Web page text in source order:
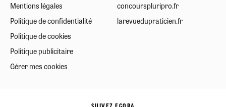
Mentions légales
Politique de confidentialité
Politique de cookies
Politique publicitaire
Gérer mes cookies
concourspluripro.fr
larevuedupraticien.fr